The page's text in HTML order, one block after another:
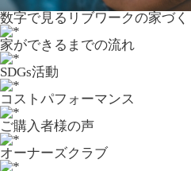
数字で⾒るリブワークの家づく
家ができるまでの流れ
SDGs活動
コストパフォーマンス
ご購入者様の声
オーナーズクラブ